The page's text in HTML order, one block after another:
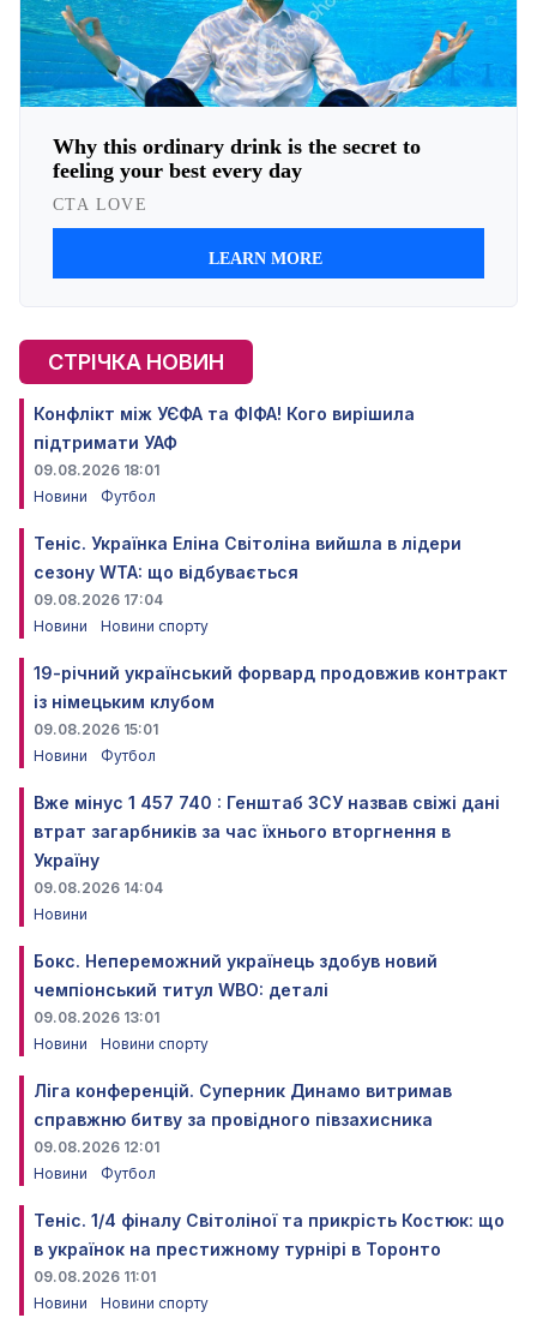
СТРІЧКА НОВИН
Конфлікт між УЄФА та ФІФА! Кого вирішила
підтримати УАФ
09.08.2026 18:01
Новини
Футбол
Теніс. Українка Еліна Світоліна вийшла в лідери
сезону WTA: що відбувається
09.08.2026 17:04
Новини
Новини спорту
19-річний український форвард продовжив контракт
із німецьким клубом
09.08.2026 15:01
Новини
Футбол
Вже мінус 1 457 740 : Генштаб ЗСУ назвав свіжі дані
втрат загарбників за час їхнього вторгнення в
Україну
09.08.2026 14:04
Новини
Бокс. Непереможний українець здобув новий
чемпіонський титул WBO: деталі
09.08.2026 13:01
Новини
Новини спорту
Ліга конференцій. Суперник Динамо витримав
справжню битву за провідного півзахисника
09.08.2026 12:01
Новини
Футбол
Теніс. 1/4 фіналу Світоліної та прикрість Костюк: що
в українок на престижному турнірі в Торонто
09.08.2026 11:01
Новини
Новини спорту